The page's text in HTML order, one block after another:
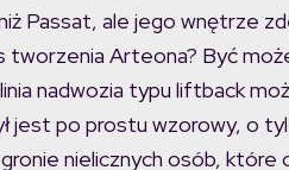
Passat, ale jego wnętrze
Arteona? Być
nadwozia typu liftback
jest po prostu wzorowy, o
nielicznych osób, które